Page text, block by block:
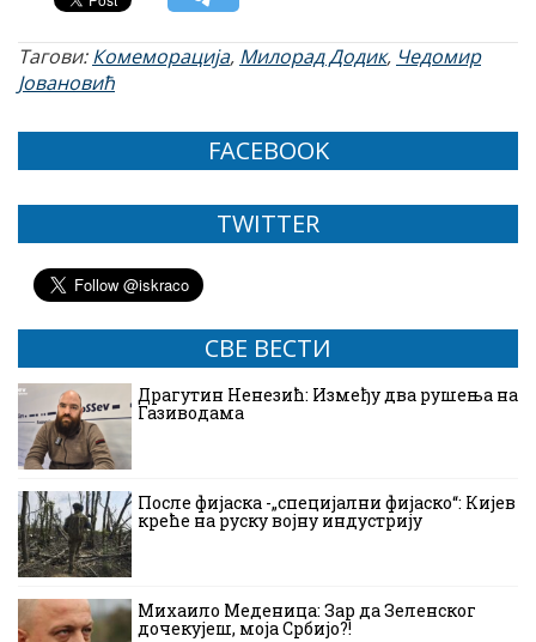
Тагови:Комеморација, Милорад Додик, Чедомир
Јовановић
FACEBOOK
TWITTER
СВЕ ВЕСТИ
Драгутин Ненезић: Између два рушења на
Газиводама
После фијаска -„специјални фијаско“: Кијев
креће на руску војну индустрију
Михаило Меденица: Зар да Зеленског
дочекујеш, моја Србијо?!